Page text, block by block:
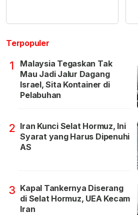
Terpopuler
1
Malaysia Tegaskan Tak
Mau Jadi Jalur Dagang
Israel, Sita Kontainer di
Pelabuhan
2 Iran Kunci Selat Hormuz, Ini
Syarat yang Harus Dipenuhi
AS
3 Kapal Tankernya Diserang
di Selat Hormuz, UEA Kecam
Iran